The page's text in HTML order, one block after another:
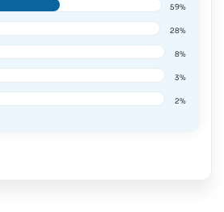
59%
28%
8%
3%
2%